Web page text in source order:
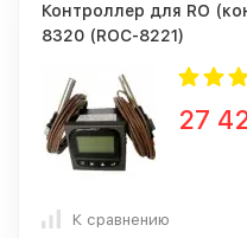
Контроллер для RO
8320 (ROC-8221)
27
К сравнению